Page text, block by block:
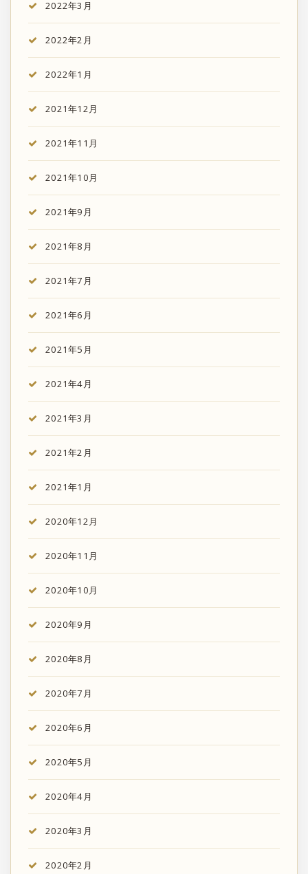
2022年3月
2022年2月
2022年1月
2021年12月
2021年11月
2021年10月
2021年9月
2021年8月
2021年7月
2021年6月
2021年5月
2021年4月
2021年3月
2021年2月
2021年1月
2020年12月
2020年11月
2020年10月
2020年9月
2020年8月
2020年7月
2020年6月
2020年5月
2020年4月
2020年3月
2020年2月